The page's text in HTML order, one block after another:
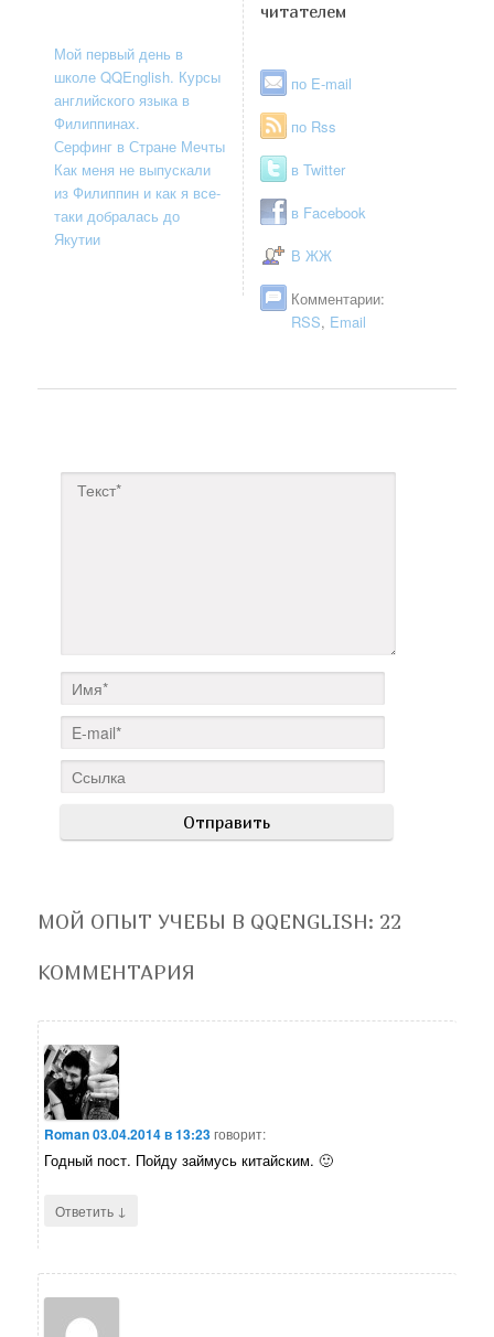
Мой первый день в
школе QQEnglish. Курсы
английского языка в
Филиппинах.
Серфинг в Стране Мечты
Как меня не выпускали
из Филиппин и как я все-
таки добралась до
Якутии
читателем
по E-mail
по Rss
в Twitter
в Facebook
В ЖЖ
Комментарии:
RSS, Email
МОЙ ОПЫТ УЧЕБЫ В QQENGLISH: 22
КОММЕНТАРИЯ
Roman03.04.2014 в 13:23говорит:
Годный пост. Пойду займусь китайским. 🙂
Ответить ↓